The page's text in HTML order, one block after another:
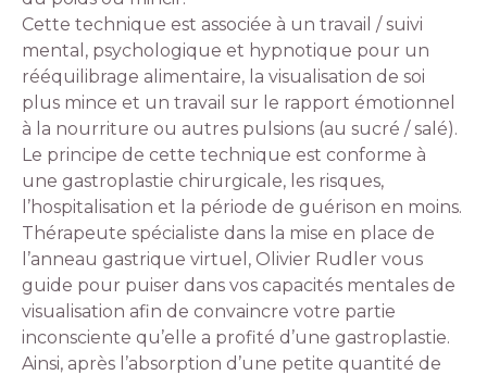
Cette technique est associée à un travail / suivi
mental, psychologique et hypnotique pour un
rééquilibrage alimentaire, la visualisation de soi
plus mince et un travail sur le rapport émotionnel
à la nourriture ou autres pulsions (au sucré / salé).
Le principe de cette technique est conforme à
une gastroplastie chirurgicale, les risques,
l’hospitalisation et la période de guérison en moins.
Thérapeute spécialiste dans la mise en place de
l’anneau gastrique virtuel, Olivier Rudler vous
guide pour puiser dans vos capacités mentales de
visualisation afin de convaincre votre partie
inconsciente qu’elle a profité d’une gastroplastie.
Ainsi, après l’absorption d’une petite quantité de